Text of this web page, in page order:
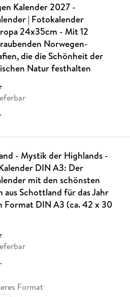
Kalender 2027 -
| Fotokalender
24x35cm - Mit 12
Norwegen-
die die Schönheit der
Natur festhalten
*
- Mystik der Highlands -
DIN A3: Der
mit den schönsten
aus Schottland für das Jahr
Format DIN A3 (ca. 42 x 30
*
Format